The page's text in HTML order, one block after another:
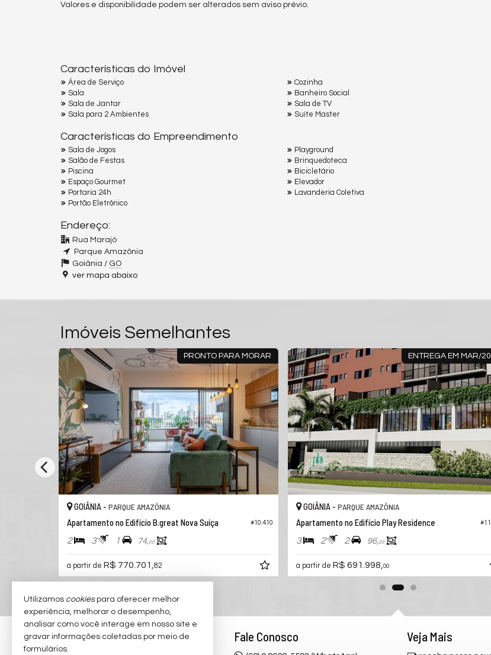
Valores e disponibilidade podem ser alterados sem aviso prévio.
Características do Imóvel
Área de Serviço
Sala
Sala de Jantar
Sala para 2 Ambientes
Cozinha
Banheiro Social
Sala de TV
Suíte Master
Características do Empreendimento
Sala de Jogos
Salão de Festas
Piscina
Espaço Gourmet
Portaria 24h
Portão Eletrônico
Playground
Brinquedoteca
Bicicletário
Elevador
Lavanderia Coletiva
Endereço:
Rua Marajó
Parque Amazônia
Goiânia / GO
ver mapa abaixo
Imóveis Semelhantes
PRONTO PARA MORAR
#10.410
GOIÂNIA - PARQUE AMAZÔNIA
Apartamento no Edifício B.great Nova Suíça
2 3 1 74,00
a partir de R$ 770.701, 82
ENTREGA EM MAR/
GOIÂNIA -PARQUE AMAZÔNIA
Apartamento no Edifício Play Residence
3 2 2 96,00
a partir de R$ 691.998,00
Rodrigo Taquary Fale Conosco Veja Mais
Utilizamos cookiespara oferecer melhor
experiência, melhorar o desempenho,
analisar como você interage em nosso site e
gravar informações coletadas por meio de
formulários.